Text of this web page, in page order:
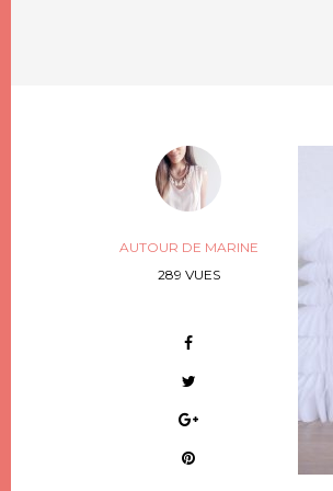
AUTOUR DE MARINE
289 VUES